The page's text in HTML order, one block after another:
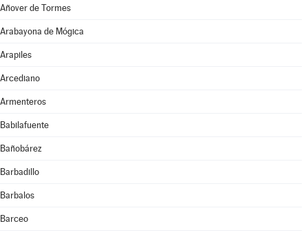
Añover de Tormes
Arabayona de Mógica
Arapiles
Arcediano
Armenteros
Babilafuente
Bañobárez
Barbadillo
Barbalos
Barceo